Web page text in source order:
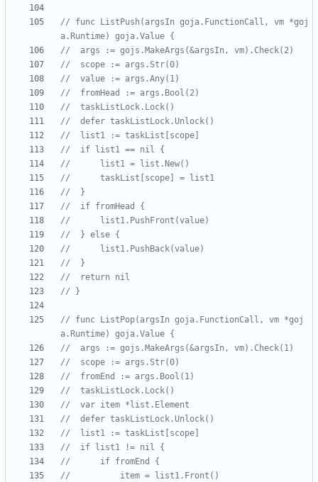
// func ListPush(argsIn goja.FunctionCall, vm *goj
a.Runtime) goja.Value {
// 	args := gojs.MakeArgs(&argsIn, vm).Check(2)
// 	scope := args.Str(0)
// 	value := args.Any(1)
// 	fromHead := args.Bool(2)
// 	taskListLock.Lock()
// 	defer taskListLock.Unlock()
// 	list1 := taskList[scope]
// 	if list1 == nil {
// 		list1 = list.New()
// 		taskList[scope] = list1
// 	}
// 	if fromHead {
// 		list1.PushFront(value)
// 	} else {
// 		list1.PushBack(value)
// 	}
// 	return nil
// }
// func ListPop(argsIn goja.FunctionCall, vm *goj
a.Runtime) goja.Value {
// 	args := gojs.MakeArgs(&argsIn, vm).Check(1)
// 	scope := args.Str(0)
// 	fromEnd := args.Bool(1)
// 	taskListLock.Lock()
// 	var item *list.Element
// 	defer taskListLock.Unlock()
// 	list1 := taskList[scope]
// 	if list1 != nil {
// 		if fromEnd {
// 			item = list1.Front()